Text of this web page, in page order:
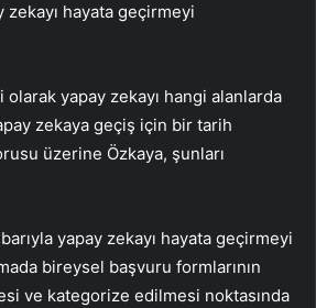
zekayı hayata geçirmeyi
olarak yapay zekayı hangi alanlarda
zekaya geçiş için bir tarih
üzerine Özkaya, şunları
yapay zekayı hayata geçirmeyi
bireysel başvuru formlarının
ve kategorize edilmesi noktasında